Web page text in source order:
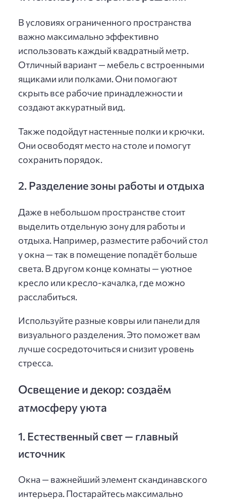
В условиях ограниченного пространства
важно максимально эффективно
использовать каждый квадратный метр.
Отличный вариант — мебель с встроенными
ящиками или полками. Они помогают
скрыть все рабочие принадлежности и
создают аккуратный вид.
Также подойдут настенные полки и крючки.
Они освободят место на столе и помогут
сохранить порядок.
2. Разделение зоны работы и отдыха
Даже в небольшом пространстве стоит
выделить отдельную зону для работы и
отдыха. Например, разместите рабочий стол
у окна — так в помещение попадёт больше
света. В другом конце комнаты — уютное
кресло или кресло-качалка, где можно
расслабиться.
Используйте разные ковры или панели для
визуального разделения. Это поможет вам
лучше сосредоточиться и снизит уровень
стресса.
Освещение и декор: создаём
атмосферу уюта
1. Естественный свет — главный
источник
Окна — важнейший элемент скандинавского
интерьера. Постарайтесь максимально